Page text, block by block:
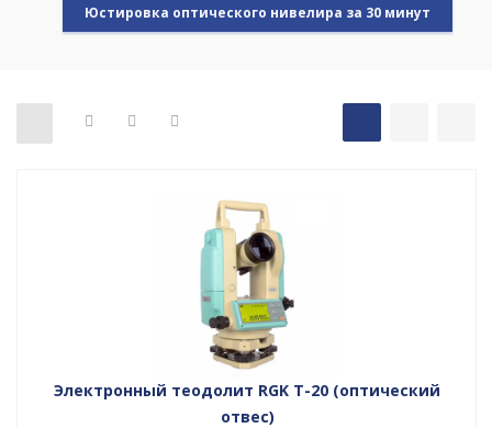
Юстировка оптического нивелира за 30 минут
Электронный теодолит RGK T-20 (оптический
отвес)